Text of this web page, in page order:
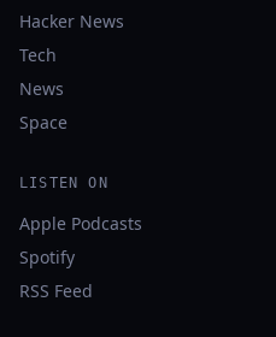
Hacker News
Tech
News
Space
LISTEN ON
Apple Podcasts
Spotify
RSS Feed